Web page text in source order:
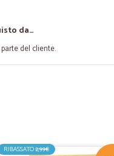
da…
del cliente.
RIBASSATO2,99€